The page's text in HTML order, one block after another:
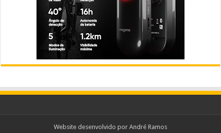
Website desenvolvido por André Ramos